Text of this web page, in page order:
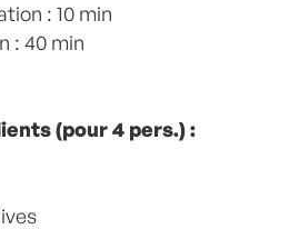
viandes
: 10 min
: 40 min
(pour 4 pers.) :